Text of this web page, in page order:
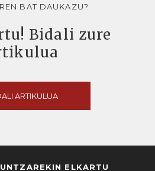
BAT DAUKAZU?
Bidali zure
ARTIKULUA
ELKARTU